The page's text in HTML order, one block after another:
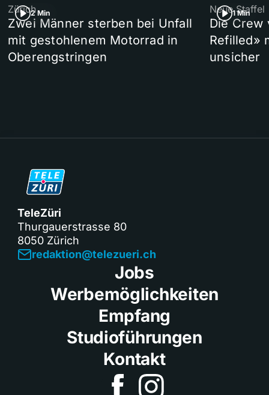
2 Min
Zürich
Zwei Männer sterben bei Unfall
mit gestohlenem Motorrad in
Oberengstringen
1 Min
Neue Staffel
Die Crew
Refilled»
unsicher
TeleZüri
Thurgauerstrasse 80
8050 Zürich
redaktion@telezueri.ch
Jobs
Werbemöglichkeiten
Empfang
Studioführungen
Kontakt